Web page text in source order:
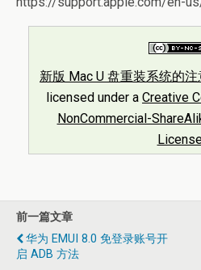
新版 Mac U 盘重装系统的注
licensed under a Creative
NonCommercial-
前一篇文章
华为 EMUI 8.0 免登录账号开
启 ADB 方法